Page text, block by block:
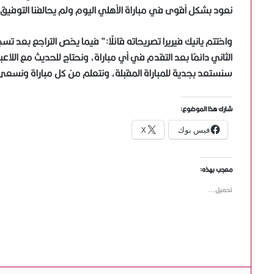
نعود بشكل أقوى في مباراة الأهلي اليوم ولم يحالفنا
واختتم يانيك فيريرا تصريحاته قائلًا:” فيما يخص التراجع
الثاني دائمًا بعد التقدم في أي مباراة، ونحتاج للحديث مع
سنستعد بجدية للمباراة المقبلة، ونتعلم من كل مباراة
شارك هذا الموضوع:
فيس بوك X
معجب بهذه:
تحميل...